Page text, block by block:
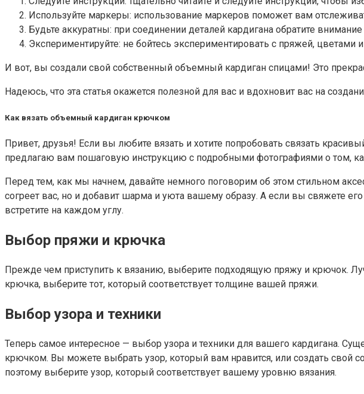
Используйте маркеры: использование маркеров поможет вам
Будьте аккуратны: при соединении деталей кардигана обратите
Экспериментируйте: не бойтесь экспериментировать с пряжей,
И вот, вы создали свой собственный объемный кардиган спицами! Это
Надеюсь, что эта статья окажется полезной для вас и вдохновит вас на
Как вязать объемный кардиган крючком
Привет, друзья! Если вы любите вязать и хотите попробовать связать
предлагаю вам пошаговую инструкцию с подробными фотографиями о том,
Перед тем, как мы начнем, давайте немного поговорим об этом стильном
согреет вас, но и добавит шарма и уюта вашему образу. А если вы свяжете
встретите на каждом углу.
Выбор пряжи и крючка
Прежде чем приступить к вязанию, выберите подходящую пряжу и крючок.
крючка, выберите тот, который соответствует толщине вашей пряжи.
Выбор узора и техники
Теперь самое интересное — выбор узора и техники для вашего кардигана.
крючком. Вы можете выбрать узор, который вам нравится, или создать свой
поэтому выберите узор, который соответствует вашему уровню вязания.